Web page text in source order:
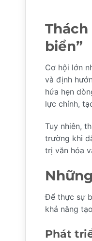
biển”
Cơ hội lớn
và định
hứa hẹn
lực chính,
Tuy nhiên,
trường khi
trị văn hóa
Để thực sự
khả năng
Phát